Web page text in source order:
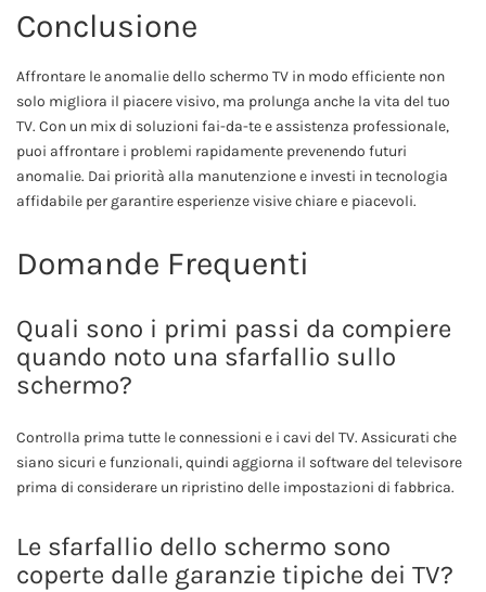
Conclusione
Affrontare le anomalie dello schermo TV in modo efficiente non
solo migliora il piacere visivo, ma prolunga anche la vita del tuo
TV. Con un mix di soluzioni fai-da-te e assistenza professionale,
puoi affrontare i problemi rapidamente prevenendo futuri
anomalie. Dai priorità alla manutenzione e investi in tecnologia
affidabile per garantire esperienze visive chiare e piacevoli.
Domande Frequenti
Quali sono i primi passi da compiere
quando noto una sfarfallio sullo
schermo?
Controlla prima tutte le connessioni e i cavi del TV. Assicurati che
siano sicuri e funzionali, quindi aggiorna il software del televisore
prima di considerare un ripristino delle impostazioni di fabbrica.
Le sfarfallio dello schermo sono
coperte dalle garanzie tipiche dei TV?